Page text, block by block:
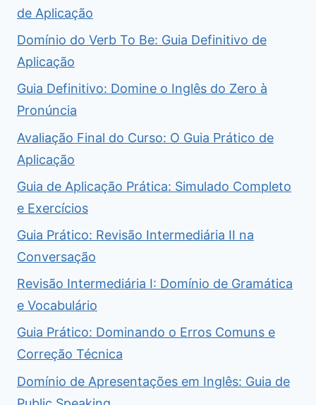
de Aplicação
Domínio do Verb To Be: Guia Definitivo de
Aplicação
Guia Definitivo: Domine o Inglês do Zero à
Pronúncia
Avaliação Final do Curso: O Guia Prático de
Aplicação
Guia de Aplicação Prática: Simulado Completo
e Exercícios
Guia Prático: Revisão Intermediária II na
Conversação
Revisão Intermediária I: Domínio de Gramática
e Vocabulário
Guia Prático: Dominando o Erros Comuns e
Correção Técnica
Domínio de Apresentações em Inglês: Guia de